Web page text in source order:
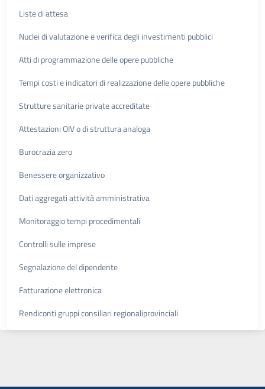
Liste di attesa
Nuclei di valutazione e verifica degli investimenti pubblici
Atti di programmazione delle opere pubbliche
Tempi costi e indicatori di realizzazione delle opere pubbliche
Strutture sanitarie private accreditate
Attestazioni OIV o di struttura analoga
Burocrazia zero
Benessere organizzativo
Dati aggregati attività amministrativa
Monitoraggio tempi procedimentali
Controlli sulle imprese
Segnalazione del dipendente
Fatturazione elettronica
Rendiconti gruppi consiliari regionaliprovinciali